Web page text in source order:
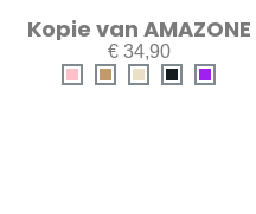
Kopie van AMAZONE
€ 34,90